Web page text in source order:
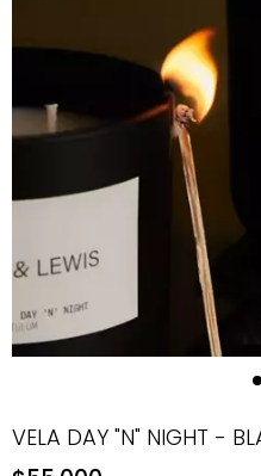
VELA DAY "N" NIGHT -